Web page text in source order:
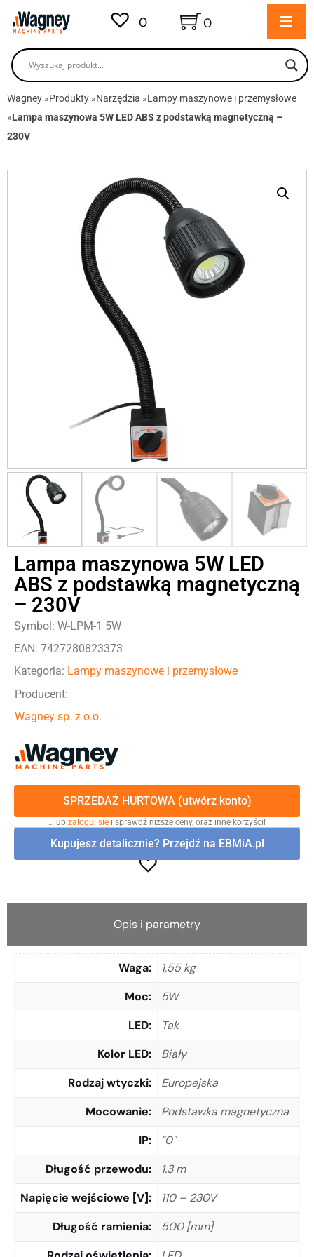
0 0
Wagney »Produkty »Narzędzia »Lampy maszynowe i przemysłowe
»Lampa maszynowa 5W LED ABS z podstawką magnetyczną –
230V
Lampa maszynowa 5W LED
ABS z podstawką magnetyczną
– 230V
Symbol: W-LPM-1 5W
EAN: 7427280823373
Kategoria: Lampy maszynowe i przemysłowe
Producent:
Wagney sp. z o.o.
SPRZEDAŻ HURTOWA (utwórz konto)
…lub zaloguj się i sprawdź niższe ceny, oraz inne korzyści!
Kupujesz detalicznie? Przejdź na EBMiA.pl
Opis i parametry
Waga
1,55 kg
Moc
5W
LED
Tak
Kolor LED
Biały
Rodzaj wtyczki
Europejska
Mocowanie
Podstawka magnetyczna
IP
"0"
Długość przewodu
1.3 m
Napięcie wejściowe [V]
110 – 230V
Długość ramienia
500 [mm]